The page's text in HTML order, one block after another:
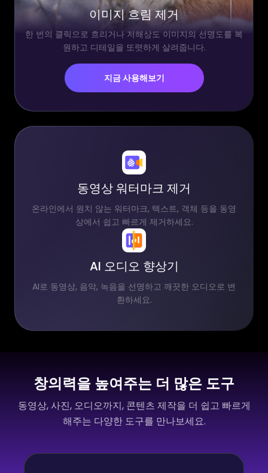
이미지 흐림 제거
한 번의 클릭으로 흐리거나 저해상도 이미지의 선명도를 복
원하고 디테일을 또렷하게 살려줍니다.
지금 사용해보기
동영상 워터마크 제거
온라인에서 원치 않는 워터마크, 텍스트, 객체 등을 동영
상에서 쉽고 빠르게 제거하세요.
AI 오디오 향상기
AI로 동영상, 음악, 녹음을 선명하고 깨끗한 오디오로 변
환하세요.
창의력을 높여주는 더 많은 도구
동영상, 사진, 오디오까지, 콘텐츠 제작을 더 쉽고 빠르게
해주는 다양한 도구를 만나보세요.